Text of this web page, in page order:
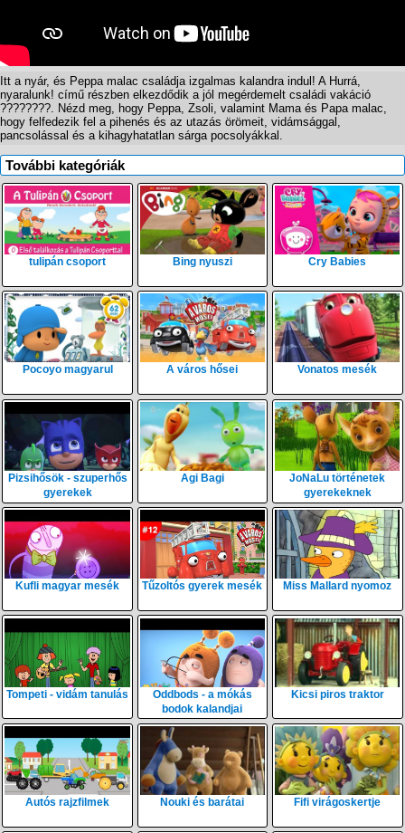
Itt a nyár, és Peppa malac családja izgalmas kalandra indul! A Hurrá,
nyaralunk! című részben elkezdődik a jól megérdemelt családi vakáció
????????. Nézd meg, hogy Peppa, Zsoli, valamint Mama és Papa malac,
hogy felfedezik fel a pihenés és az utazás örömeit, vidámsággal,
pancsolással és a kihagyhatatlan sárga pocsolyákkal.
További kategóriák
tulipán csoport Bing nyuszi Cry Babies
Pocoyo magyarul A város hősei Vonatos mesék
Pizsihősök - szuperhős
gyerekek
Agi Bagi
JoNaLu történetek
gyerekeknek
Kufli magyar mesék Tűzoltós gyerek mesék Miss Mallard nyomoz
Tompeti - vidám tanulás
Oddbods - a mókás
bodok kalandjai
Kicsi piros traktor
Autós rajzfilmek Nouki és barátai Fifi virágoskertje